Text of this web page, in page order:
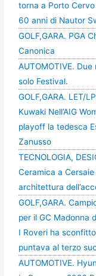
torna a Porto Cervo
60 anni di Nautor
GOLF,GARA. PGA
Canonica
AUTOMOTIVE.
solo Festival.
GOLF,GARA. LET/
Kuwaki Nell’AIG
playoff la tedesca
Zanusso
TECNOLOGIA,
Ceramica a
architettura
GOLF,GARA.
per il GC Madonna
I Roveri ha
puntava al terzo
AUTOMOTIVE.